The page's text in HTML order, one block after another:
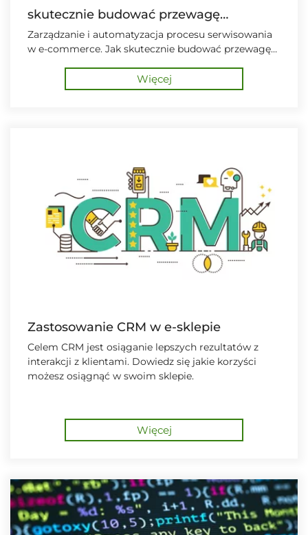
skutecznie budować przewagę
konkurencyjną inaczej niż za pomocą
polityki niskich cen?
Zarządzanie i automatyzacja procesu serwisowania
w e-commerce. Jak skutecznie budować przewagę
Więcej
Zastosowanie CRM w e-sklepie
Celem CRM jest osiąganie lepszych rezultatów z
interakcji z klientami. Dowiedz się jakie korzyści
możesz osiągnąć w swoim sklepie.
Więcej